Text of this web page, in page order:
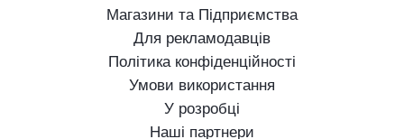
Магазини та Підприємства
Для рекламодавців
Політика конфіденційності
Умови використання
У розробці
Наші партнери